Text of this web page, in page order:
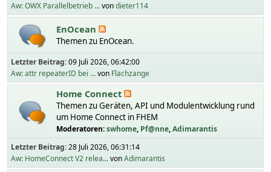
Aw: OWX Parallelbetrieb ...vondieter114
EnOcean
Themen zu EnOcean.
Letzter Beitrag:09 Juli 2026, 06:42:00
Aw: attr repeaterID bei ...von Flachzange
Home Connect
Themen zu Geräten, API und Modulentwicklung rund
um Home Connect in FHEM
Moderatoren:swhome, Pf@nne,Adimarantis
Letzter Beitrag:28 Juli 2026, 06:31:14
Aw: HomeConnect V2 relea...vonAdimarantis